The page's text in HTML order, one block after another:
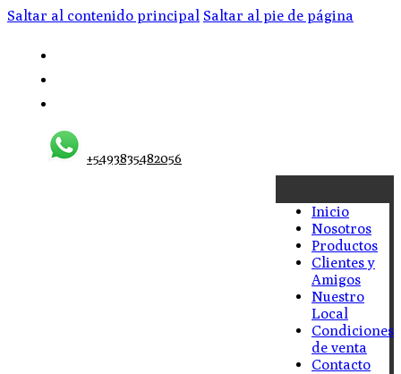
Saltar al contenido principal Saltar al pie de página
+5493835482056
Inicio
Nosotros
Productos
Clientes y
Amigos
Nuestro
Local
Condiciones
de venta
Contacto